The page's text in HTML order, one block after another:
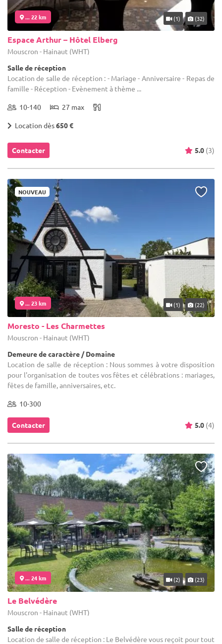
... 22 km (1) (32)
Espace Arthur – Hôtel Elberg
Mouscron - Hainaut (WHT)
Salle de réception
Location de salle de réception : - Mariage - Anniversaire - Repas de
famille - Réception - Evènement à thème ...
10-140 27 max
Location dès650 €
Contacter 5.0 (3)
NOUVEAU
... 23 km (1) (22)
Moresto - Les Charmettes
Mouscron - Hainaut (WHT)
Demeure de caractère / Domaine
Location de salle de réception : Nous sommes à votre disposition
pour l'organisation de toutes vos fêtes et célébrations : mariages,
fêtes de famille, anniversaires, etc.
10-300
Contacter 5.0 (4)
... 24 km (2) (23)
Le Belvédère
Mouscron - Hainaut (WHT)
Salle de réception
Location de salle de réception : Le Belvédère vous reçoit pour tout